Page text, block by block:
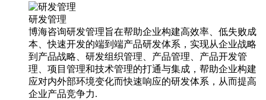
研发管理
博海咨询研发管理旨在帮助企业构建高效率、低失败成
本、快速开发的端到端产品研发体系，实现从企业战略
到产品战略、研发组织管理、产品管理、产品开发管
理、项目管理和技术管理的打通与集成，帮助企业构建
应对内外部环境变化而快速响应的研发体系，从而提高
企业产品竞争力.